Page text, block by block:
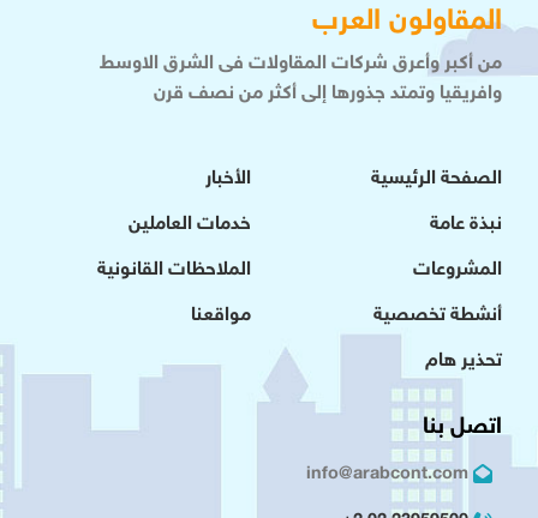
المقاولون العرب
من أكبر وأعرق شركات المقاولات فى الشرق الاوسط
وافريقيا وتمتد جذورها إلى أكثر من نصف قرن
الصفحة الرئيسية
نبذة عامة
المشروعات
أنشطة تخصصية
تحذير هام
الأخبار
خدمات العاملين
الملاحظات القانونية
مواقعنا
اتصل بنا
info@arabcont.com